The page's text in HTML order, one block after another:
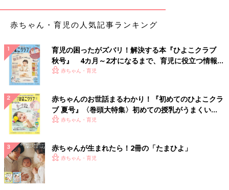
赤ちゃん・育児の人気記事ランキング
育児の困ったがズバリ！解決する本『ひよこクラブ
秋号』 4カ月～2才になるまで、育児に役立つ情報が
いっぱい！
赤ちゃん・育児
赤ちゃんのお世話まるわかり！『初めてのひよこクラ
ブ 夏号』〈巻頭大特集〉初めての授乳がうまくい
く！ おっぱい・ミルクの基本と夏のトラブル 解決テ
赤ちゃん・育児
赤ちゃんが生まれたら！2冊の「たまひよ」
赤ちゃん・育児